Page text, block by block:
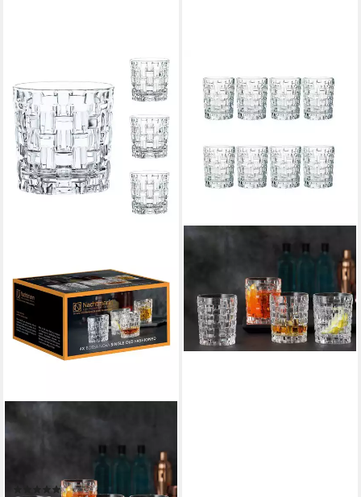
NACHTMANN
Fashioned Glas 4er Set, 4-tlg.,
(2)
Bossa Nova Whisky 8er Set,
Glas
49,91 €
lieferbar - in 3-4 Werktagen bei dir